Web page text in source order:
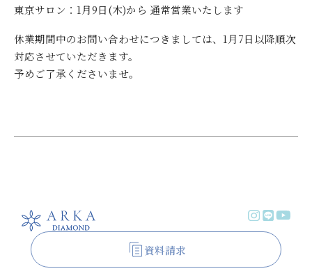
東京サロン：1月9日(木)から 通常営業いたします
休業期間中のお問い合わせにつきましては、1月7日以降順次
対応させていただきます。
予めご了承くださいませ。
資料請求